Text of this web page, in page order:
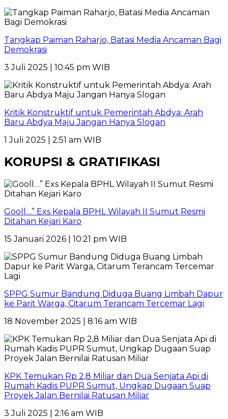
Tangkap Paiman Raharjo, Batasi Media Ancaman Bagi
Demokrasi
3 Juli 2025 | 10:45 pm WIB
Kritik Konstruktif untuk Pemerintah Abdya: Arah
Baru Abdya Maju Jangan Hanya Slogan
1 Juli 2025 | 2:51 am WIB
KORUPSI & GRATIFIKASI
Gooll…” Exs Kepala BPHL Wilayah II Sumut Resmi
Ditahan Kejari Karo
15 Januari 2026 | 10:21 pm WIB
SPPG Sumur Bandung Diduga Buang Limbah Dapur
ke Parit Warga, Citarum Terancam Tercemar Lagi
18 November 2025 | 8:16 am WIB
KPK Temukan Rp 2,8 Miliar dan Dua Senjata Api di
Rumah Kadis PUPR Sumut, Ungkap Dugaan Suap
Proyek Jalan Bernilai Ratusan Miliar
3 Juli 2025 | 2:16 am WIB